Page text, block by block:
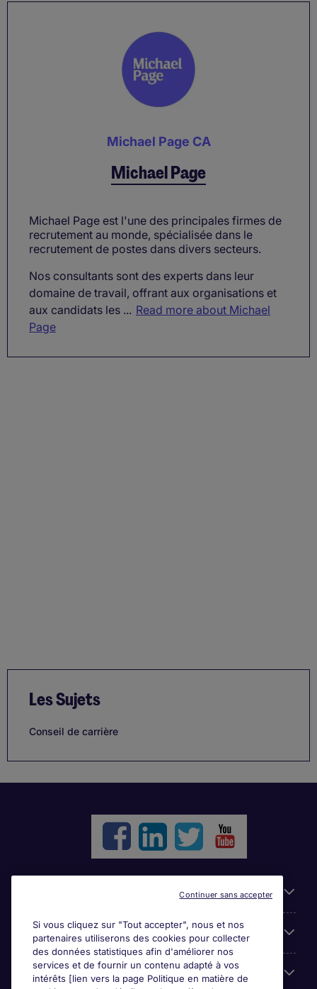
Michael Page CA
Michael Page
Michael Page est l'une des principales firmes de
recrutement au monde, spécialisée dans le
recrutement de postes dans divers secteurs.
Nos consultants sont des experts dans leur
domaine de travail, offrant aux organisations et
aux candidats les ... Read more about Michael
Page
Les Sujets
Conseil de carrière
Parcourir nos offres
Cookie settings
Si vous cliquez sur "Tout accepter", nous et nos
partenaires utiliserons des cookies pour collecter
des données statistiques afin d'améliorer nos
services et de fournir un contenu adapté à vos
intérêts [lien vers la page Politique en matière de
Continuer sans accepter